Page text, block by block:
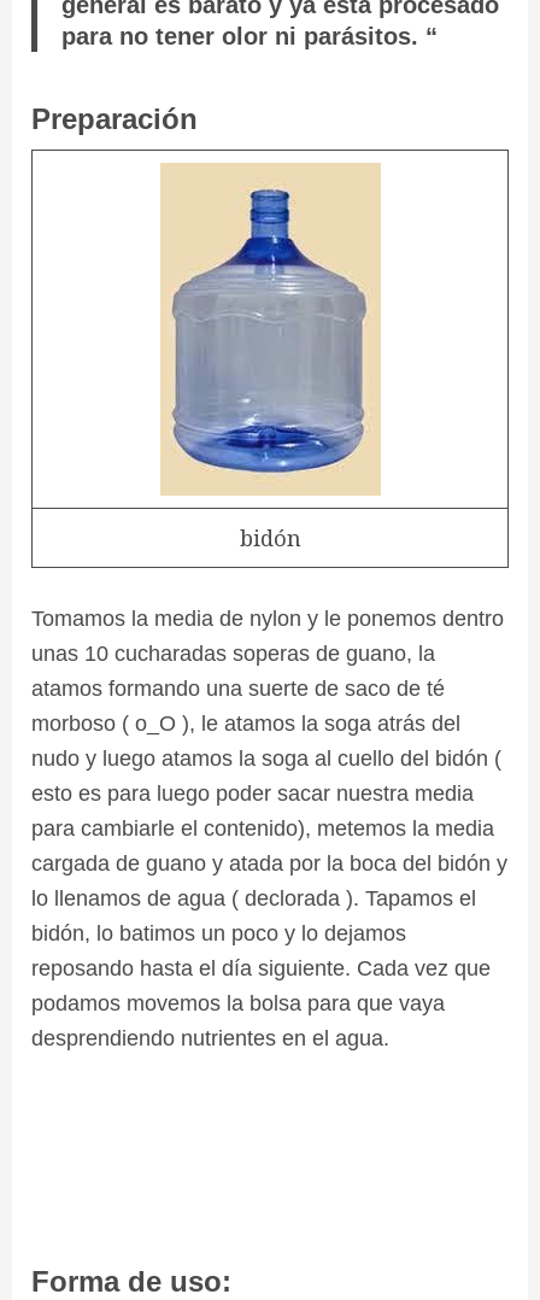
para no tener olor ni parásitos. “
Preparación
bidón
Tomamos la media de nylon y le ponemos dentro
unas 10 cucharadas soperas de guano, la
atamos formando una suerte de saco de té
morboso ( o_O ), le atamos la soga atrás del
nudo y luego atamos la soga al cuello del bidón (
esto es para luego poder sacar nuestra media
para cambiarle el contenido), metemos la media
cargada de guano y atada por la boca del bidón y
lo llenamos de agua ( declorada ). Tapamos el
bidón, lo batimos un poco y lo dejamos
reposando hasta el día siguiente. Cada vez que
podamos movemos la bolsa para que vaya
desprendiendo nutrientes en el agua.
Forma de uso: